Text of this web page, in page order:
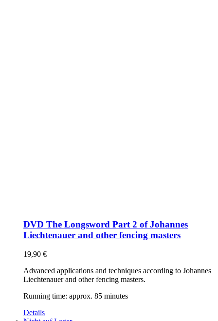
DVD The Longsword Part 2 of Johannes
Liechtenauer and other fencing masters
19,90 €
Advanced applications and techniques according to Johannes
Liechtenauer and other fencing masters.
Running time: approx. 85 minutes
Details